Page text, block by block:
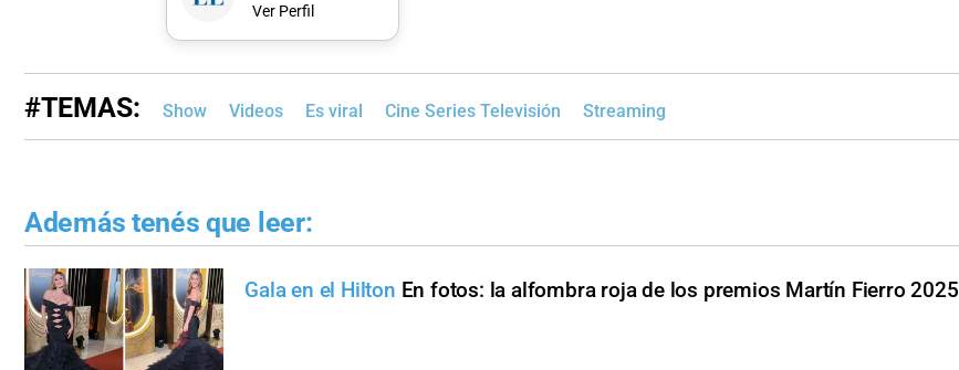
Ver Perfil
#TEMAS: Show Videos Es viral Cine Series Televisión Streaming
Además tenés que leer:
Gala en el Hilton En fotos: la alfombra roja de los premios Martín Fierro 2025